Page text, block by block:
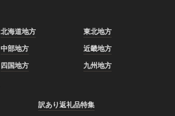
北海道地方
東北地方
中部地方
近畿地方
四国地方 九州地方
訳あり返礼品特集